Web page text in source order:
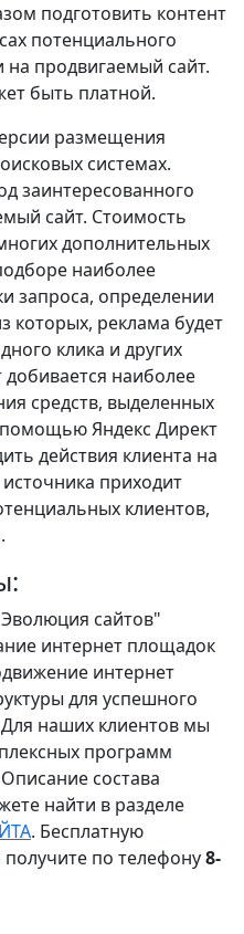
подготовить контент
потенциального
на продвигаемый сайт.
быть платной.
размещения
системах.
заинтересованного
сайт. Стоимость
дополнительных
наиболее
запроса, определении
реклама будет
клика и других
наиболее
средств, выделенных
Яндекс Директ
действия клиента на
приходит
клиентов,
сайтов"
интернет площадок
интернет
для успешного
наших клиентов мы
программ
состава
найти в разделе
. Бесплатную
по телефону8-